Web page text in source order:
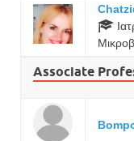
Associate